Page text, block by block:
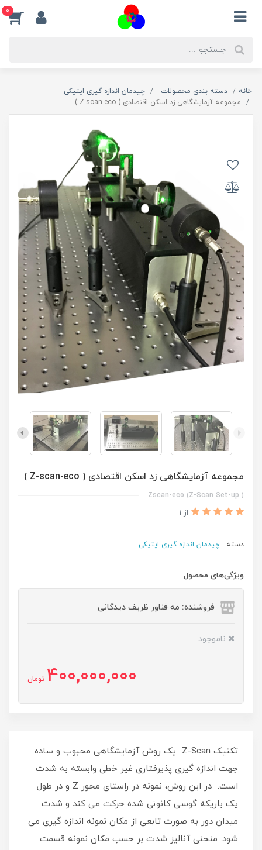
0
خانه دسته بندی محصولات
چیدمان اندازه گیری اپتیکی
مجموعه آزمایشگاهی زد اسکن اقتصادی ( Z-scan-eco )
مجموعه آزمایشگاهی زد اسکن اقتصادی ( Z-scan-eco )
( Z-Scan Set-up) Zscan-eco
از 1
دسته : چیدمان اندازه گیری اپتیکی
ویژگی‌های محصول
فروشنده: مه فناور ظریف دیدگانی
ناموجود
400,000,000 تومان
تکنیک Z-Scan یک روش آزمایشگاهی محبوب و ساده
جهت اندازه گیری پذیرفتاری غیر خطی وابسته به شدت
است. در این روش، نمونه در راستای محور Z و در طول
یک باریکه گوسی کانونی شده حرکت می کند و شدت
میدان دور به صورت تابعی از مکان نمونه اندازه گیری می
شود. منحنی آنالیز شدت بر حسب مکان نمونه قسمت